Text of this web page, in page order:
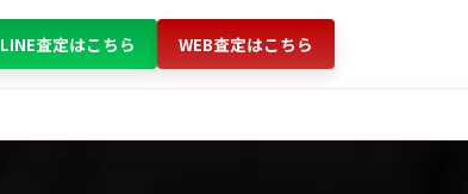
LINE査定はこちら WEB査定はこちら